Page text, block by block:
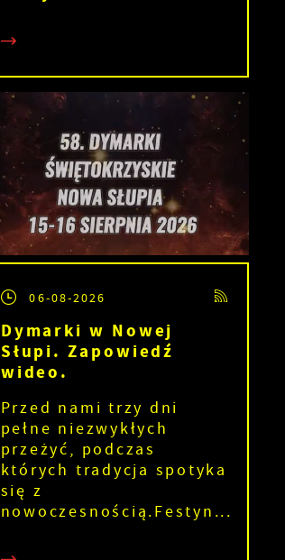
06-08-2026
Dymarki w Nowej
Słupi. Zapowiedź
wideo.
Przed nami trzy dni
pełne niezwykłych
przeżyć, podczas
których tradycja spotyka
się z
nowoczesnością.Festyn...